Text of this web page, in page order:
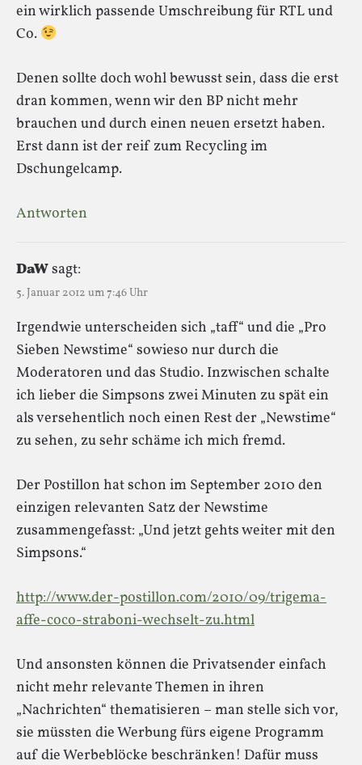
ein wirklich passende Umschreibung für RTL und
Co.
Denen sollte doch wohl bewusst sein, dass die erst
dran kommen, wenn wir den BP nicht mehr
brauchen und durch einen neuen ersetzt haben.
Erst dann ist der reif zum Recycling im
Dschungelcamp.
Antworten
DaWsagt:
5. Januar 2012 um 7:46 Uhr
Irgendwie unterscheiden sich „taff“ und die „Pro
Sieben Newstime“ sowieso nur durch die
Moderatoren und das Studio. Inzwischen schalte
ich lieber die Simpsons zwei Minuten zu spät ein
als versehentlich noch einen Rest der „Newstime“
zu sehen, zu sehr schäme ich mich fremd.
Der Postillon hat schon im September 2010 den
einzigen relevanten Satz der Newstime
zusammengefasst: „Und jetzt gehts weiter mit den
Simpsons.“
http://www.der-postillon.com/2010/09/trigema-
affe-coco-straboni-wechselt-zu.html
Und ansonsten können die Privatsender einfach
nicht mehr relevante Themen in ihren
„Nachrichten“ thematisieren – man stelle sich vor,
sie müssten die Werbung fürs eigene Programm
auf die Werbeblöcke beschränken! Dafür muss